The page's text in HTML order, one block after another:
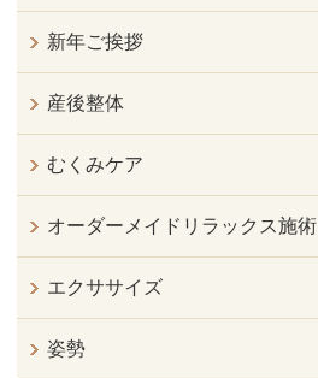
新年ご挨拶
産後整体
むくみケア
オーダーメイドリラックス施術
エクササイズ
姿勢